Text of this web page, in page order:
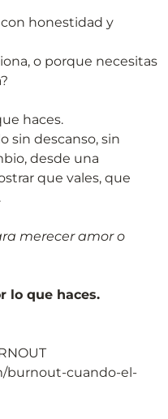
honestidad y
o porque necesitas
haces.
sin descanso, sin
desde una
que vales, que
merecer amor o
lo que haces.
burnout-cuando-el-